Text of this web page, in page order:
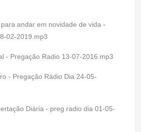
andar em novidade de vida -
02-2019.mp3
- Pregação Radio 13-07-2016.mp3
- Pregação Rádio Dia 24-05-
Diária - preg radio dia 01-05-